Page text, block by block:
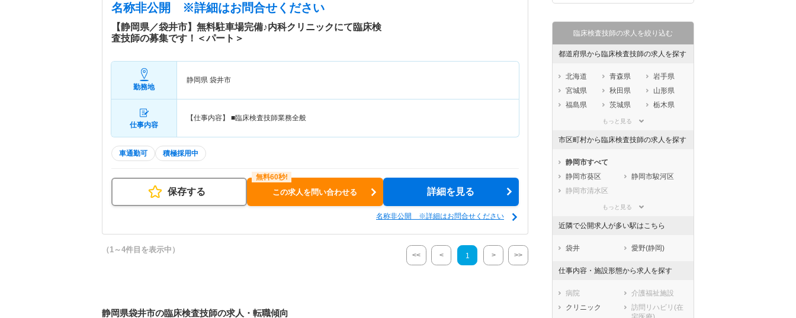
名称非公開 ※詳細はお問合せください
【静岡県／袋井市】無料駐車場完備♪内科クリニックにて臨床検
査技師の募集です！＜パート＞
勤務地
静岡県 袋井市
仕事内容
【仕事内容】 ■臨床検査技師業務全般
車通勤可 積極採用中
保存する この求人を問い合わせる 詳細を見る
名称非公開 ※詳細はお問合せください
（1～4件目を表示中）
<< < 1 > >>
静岡県袋井市の臨床検査技師の求人・転職傾向
臨床検査技師の求人を絞り込む
都道府県から臨床検査技師の求人を探す
北海道 青森県
岩手県
宮城県
秋田県
山形県
福島県
茨城県
栃木県
埼玉県
石川県
静岡県
愛知県
三重県
滋賀県
奈良県
香川県
愛媛県
高知県
熊本県
大分県
宮崎県
鹿児島県
沖縄県
もっと見る
市区町村から臨床検査技師の求人を探す
静岡市すべて
静岡市葵区
静岡市駿河区
静岡市清水区
浜松市すべて
市部
三島市
富士宮市
伊東市
島田市
富士市
磐田市
もっと見る
近隣で公開求人が多い駅はこちら
袋井 愛野(静岡)
仕事内容・施設形態から求人を探す
病院
介護福祉施設
クリニック
訪問リハビリ(在